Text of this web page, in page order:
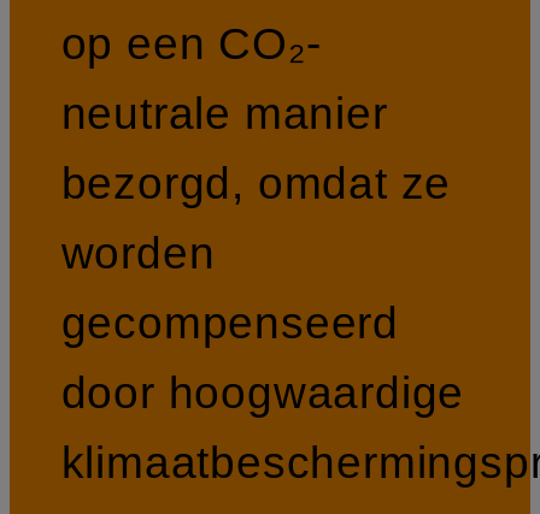
op een CO₂-
neutrale manier
bezorgd, omdat ze
worden
gecompenseerd
door hoogwaardige